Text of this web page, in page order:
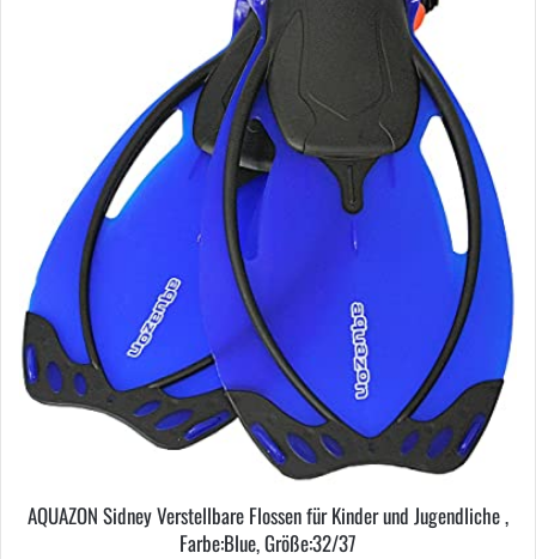
AQUAZON Sidney Verstellbare Flossen für Kinder und Jugendliche ,
Farbe:Blue, Größe:32/37